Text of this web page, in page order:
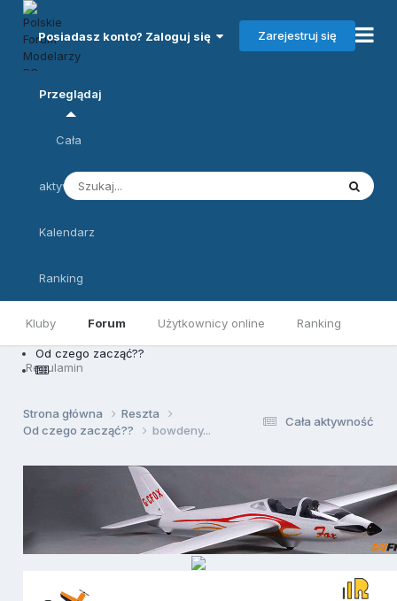
Posiadasz konto? Zaloguj się Zarejestruj się
Przeglądaj
Kluby Forum Użytkownicy online Ranking
Regulamin
Cała
aktywność
Kalendarz
Ranking
Od czego zacząć??
Cała aktywność
Strona główna
Reszta
Od czego zacząć??
bowdeny...